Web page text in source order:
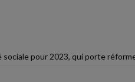
pour 2023, qui porte